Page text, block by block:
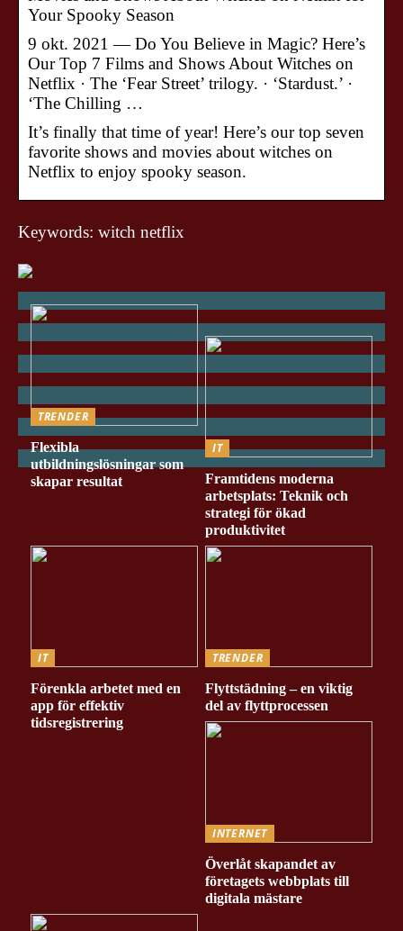
Your Spooky Season
9 okt. 2021 — Do You Believe in Magic? Here’s
Our Top 7 Films and Shows About Witches on
Netflix · The ‘Fear Street’ trilogy. · ‘Stardust.’ ·
‘The Chilling …
It’s finally that time of year! Here’s our top seven
favorite shows and movies about witches on
Netflix to enjoy spooky season.
Keywords: witch netflix
TRENDER
Flexibla
utbildningslösningar som
skapar resultat
IT
Framtidens moderna
arbetsplats: Teknik och
strategi för ökad
produktivitet
IT
Förenkla arbetet med en
app för effektiv
tidsregistrering
TRENDER
Flyttstädning – en viktig
del av flyttprocessen
INTERNET
Överlåt skapandet av
företagets webbplats till
digitala mästare